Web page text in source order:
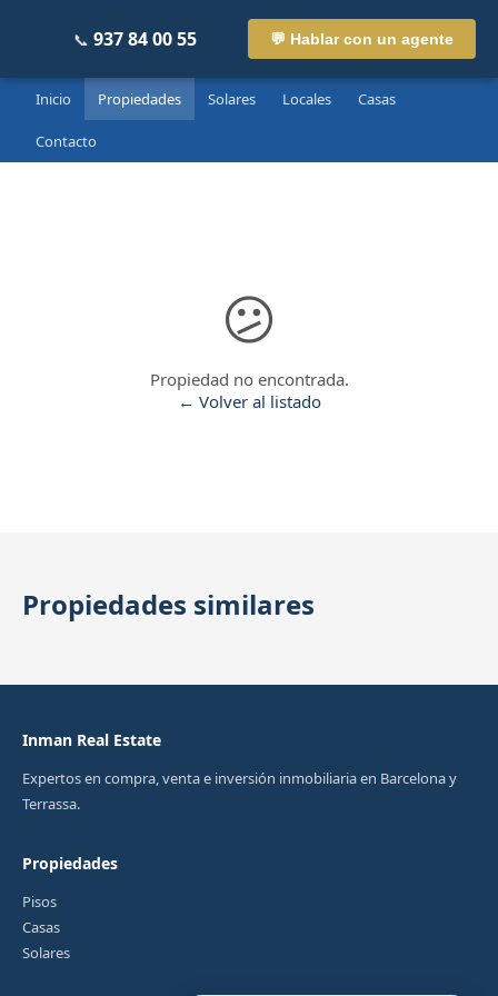
📞 937 84 00 55 💬 Hablar con un agente
Inicio Propiedades Solares Locales Casas
Contacto
😕
Propiedad no encontrada.
← Volver al listado
Propiedades similares
Inman Real Estate
Expertos en compra, venta e inversión inmobiliaria en Barcelona y
Terrassa.
Propiedades
Pisos
Casas
Solares
Asistente IA · En línea